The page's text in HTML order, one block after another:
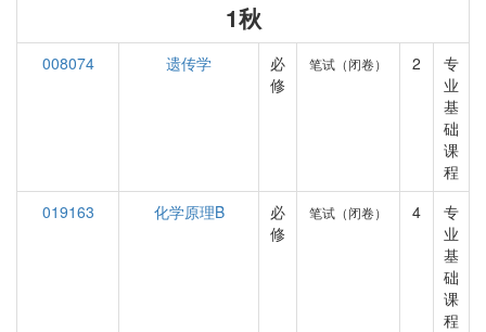
1秋
008074 遗传学
必
修
笔试（闭卷） 2
专
业
基
础
课
程
019163
化学原理B
必
修
笔试（闭卷） 4
专
业
基
础
课
程